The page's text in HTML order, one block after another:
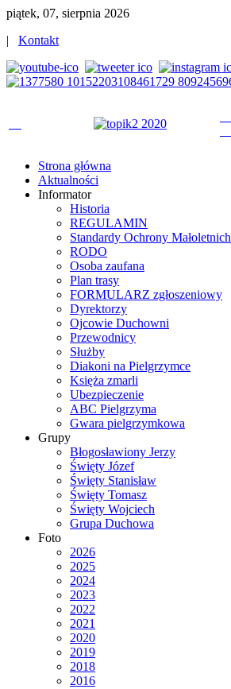
piątek, 07, sierpnia 2026
| Kontakt
Strona główna
Aktualności
Informator
Historia
REGULAMIN
Standardy Ochrony Małoletnich
RODO
Osoba zaufana
Plan trasy
FORMULARZ zgłoszeniowy
Dyrektorzy
Ojcowie Duchowni
Przewodnicy
Służby
Diakoni na Pielgrzymce
Księża zmarli
Ubezpieczenie
ABC Pielgrzyma
Gwara pielgrzymkowa
Grupy
Błogosławiony Jerzy
Święty Józef
Święty Stanisław
Święty Tomasz
Święty Wojciech
Grupa Duchowa
Foto
2026
2025
2024
2023
2022
2021
2020
2019
2018
2016